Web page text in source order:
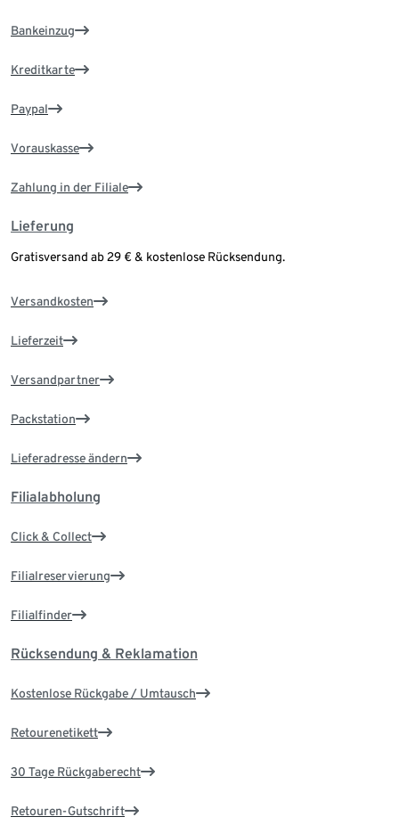
Bankeinzug
Kreditkarte
Paypal
Vorauskasse
Zahlung in der Filiale
Lieferung
Gratisversand ab 29 € & kostenlose Rücksendung.
Versandkosten
Lieferzeit
Versandpartner
Packstation
Lieferadresse ändern
Filialabholung
Click & Collect
Filialreservierung
Filialfinder
Rücksendung & Reklamation
Kostenlose Rückgabe / Umtausch
Retourenetikett
30 Tage Rückgaberecht
Retouren-Gutschrift